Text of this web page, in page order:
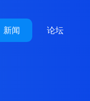
新闻 论坛